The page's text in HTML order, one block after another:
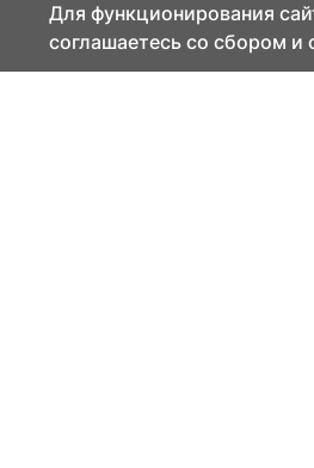
Для функционирования
соглашаетесь со сбором и